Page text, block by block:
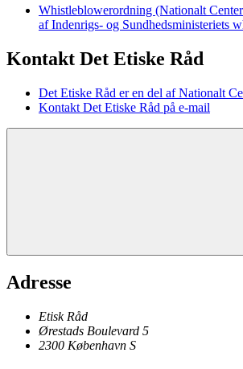
Whistleblowerordning (Nationalt
af Indenrigs- og Sundhedsministeriets
Kontakt Det Etiske Råd
Det Etiske Råd er en del af Nationalt
Kontakt Det Etiske Råd på e-mail
Adresse
Etisk Råd
Ørestads Boulevard 5
2300 København S